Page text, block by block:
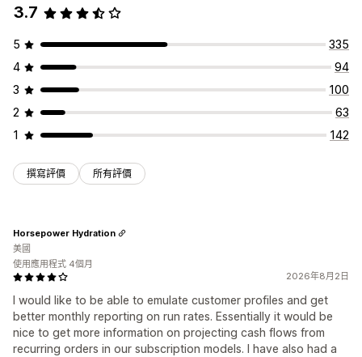
3.7
5
335
4
94
3
100
2
63
1
142
撰寫評價 所有評價
2026年8月2日
I would like to be able to emulate customer profiles and get
better monthly reporting on run rates. Essentially it would be
nice to get more information on projecting cash flows from
recurring orders in our subscription models. I have also had a
Horsepower Hydration
美國
使用應用程式 4個月